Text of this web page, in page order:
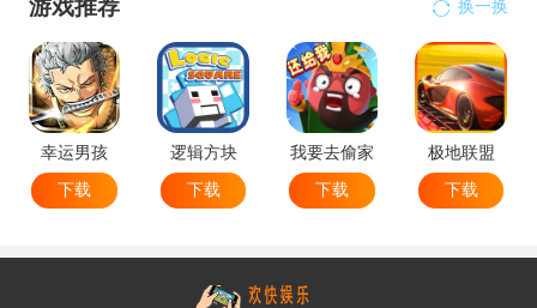
游戏推荐 换一换
幸运男孩
下载
逻辑方块
下载
我要去偷家
下载
极地联盟
下载